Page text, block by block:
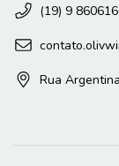
(19) 9
Rua